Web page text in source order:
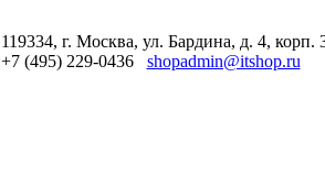
119334, г. Москва, ул. Бардина, д. 4, корп.
+7 (495) 229-0436 shopadmin@itshop.ru